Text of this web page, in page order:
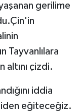
gerilime
Tayvanlılara
altını çizdi.
iddia
eğiteceğiz.